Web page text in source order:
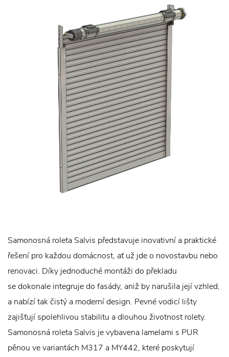
Samonosná roleta Salvis představuje inovativní a praktické
řešení pro každou domácnost, ať už jde o novostavbu nebo
renovaci. Díky jednoduché montáži do překladu
se dokonale integruje do fasády, aniž by narušila její vzhled,
a nabízí tak čistý a moderní design. Pevné vodicí lišty
zajišťují spolehlivou stabilitu a dlouhou životnost rolety.
Samonosná roleta Salvis je vybavena lamelami s PUR
pěnou ve variantách M317 a MY442, které poskytují